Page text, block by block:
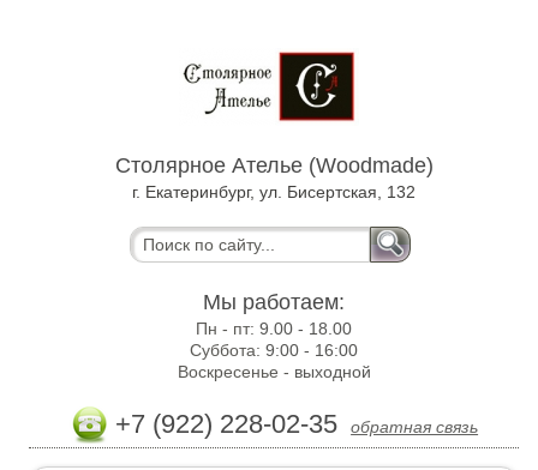
Столярное Ателье (Woodmade)
г. Екатеринбург, ул. Бисертская, 132
Мы работаем:
Пн - пт:9.00 - 18.00
Суббота:9:00 - 16:00
Воскресенье - выходной
+7 (922) 228-02-35 обратная связь